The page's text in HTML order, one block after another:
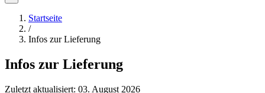
Startseite
/
Infos zur Lieferung
Infos zur Lieferung
Zuletzt aktualisiert: 03. August 2026